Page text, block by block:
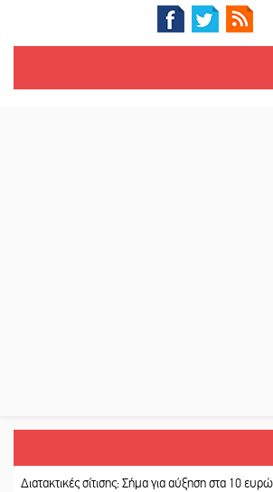
σίτισης: Σήμα για αύξηση στα 10 ευρώ μετά